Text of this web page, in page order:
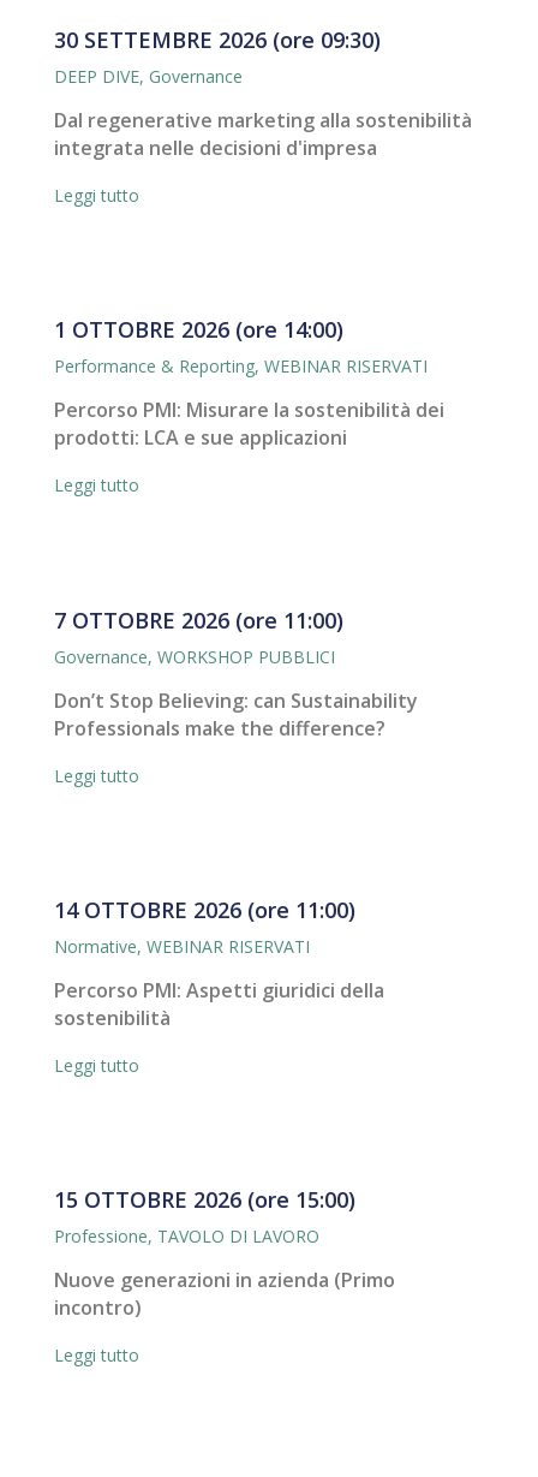
30 SETTEMBRE 2026 (ore 09:30)
DEEP DIVE, Governance
Dal regenerative marketing alla sostenibilità
integrata nelle decisioni d'impresa
Leggi tutto
1 OTTOBRE 2026 (ore 14:00)
Performance & Reporting, WEBINAR RISERVATI
Percorso PMI: Misurare la sostenibilità dei
prodotti: LCA e sue applicazioni
Leggi tutto
7 OTTOBRE 2026 (ore 11:00)
Governance, WORKSHOP PUBBLICI
Don’t Stop Believing: can Sustainability
Professionals make the difference?
Leggi tutto
14 OTTOBRE 2026 (ore 11:00)
Normative, WEBINAR RISERVATI
Percorso PMI: Aspetti giuridici della
sostenibilità
Leggi tutto
15 OTTOBRE 2026 (ore 15:00)
Professione, TAVOLO DI LAVORO
Nuove generazioni in azienda (Primo
incontro)
Leggi tutto